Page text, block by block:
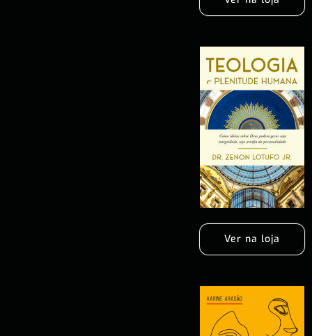
Ver na loja